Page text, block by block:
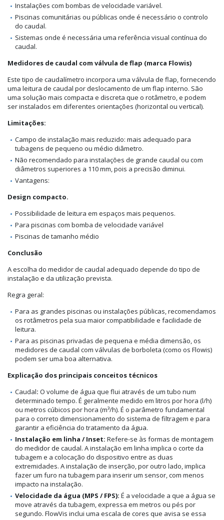
Instalações com bombas de velocidade variável.
Piscinas comunitárias ou públicas onde é necessário o controlo
do caudal.
Sistemas onde é necessária uma referência visual contínua do
caudal.
Medidores de caudal com válvula de flap (marca Flowis)
Este tipo de caudalímetro incorpora uma válvula de flap, fornecendo
uma leitura de caudal por deslocamento de um flap interno. São
uma solução mais compacta e discreta que o rotâmetro, e podem
ser instalados em diferentes orientações (horizontal ou vertical).
Limitações:
Campo de instalação mais reduzido: mais adequado para
tubagens de pequeno ou médio diâmetro.
Não recomendado para instalações de grande caudal ou com
diâmetros superiores a 110 mm, pois a precisão diminui.
Vantagens:
Design compacto.
Possibilidade de leitura em espaços mais pequenos.
Para piscinas com bomba de velocidade variável
Piscinas de tamanho médio
Conclusão
A escolha do medidor de caudal adequado depende do tipo de
instalação e da utilização prevista.
Regra geral:
Para as grandes piscinas ou instalações públicas, recomendamos
os rotâmetros pela sua maior compatibilidade e facilidade de
leitura.
Para as piscinas privadas de pequena e média dimensão, os
medidores de caudal com válvulas de borboleta (como os Flowis)
podem ser uma boa alternativa.
Explicação dos principais conceitos técnicos
Caudal: O volume de água que flui através de um tubo num
determinado tempo. É geralmente medido em litros por hora (l/h)
ou metros cúbicos por hora (m³/h). É o parâmetro fundamental
para o correto dimensionamento do sistema de filtragem e para
garantir a eficiência do tratamento da água.
Instalação em linha / Inset: Refere-se às formas de montagem
do medidor de caudal. A instalação em linha implica o corte da
tubagem e a colocação do dispositivo entre as duas
extremidades. A instalação de inserção, por outro lado, implica
fazer um furo na tubagem para inserir um sensor, com menos
impacto na instalação.
Velocidade da água (MPS / FPS): É a velocidade a que a água se
move através da tubagem, expressa em metros ou pés por
segundo. FlowVis inclui uma escala de cores que avisa se essa